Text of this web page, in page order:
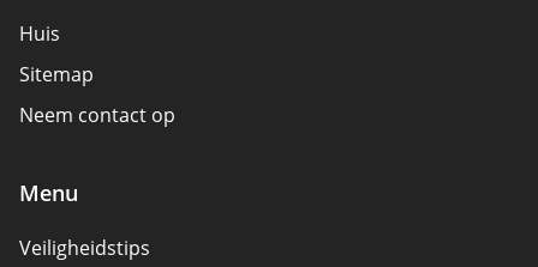
Huis
Sitemap
Neem contact op
Menu
Veiligheidstips